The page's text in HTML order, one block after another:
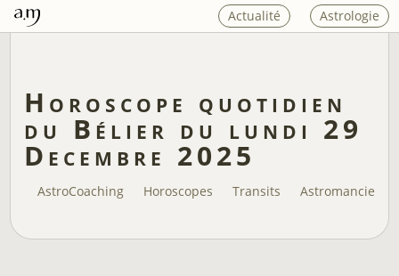
Actualité Astrologie
Horoscope quotidien
du Bélier du lundi 29
Decembre 2025
AstroCoaching Horoscopes Transits Astromancie